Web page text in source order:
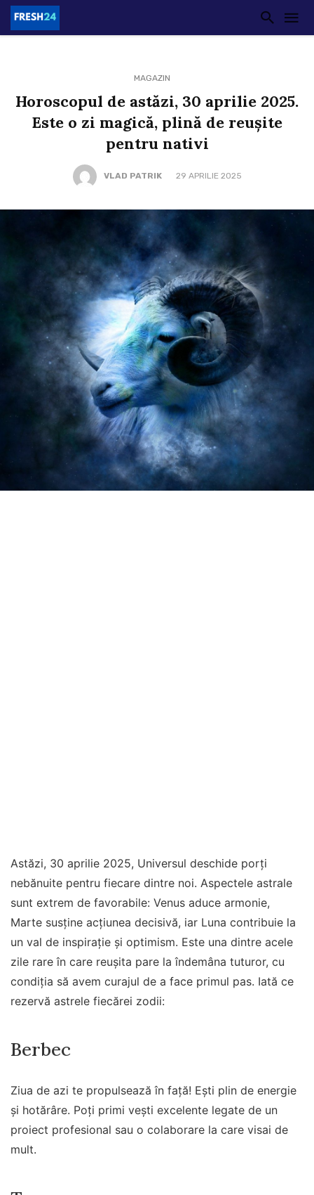
MAGAZIN
Horoscopul de astăzi, 30 aprilie 2025.
Este o zi magică, plină de reușite
pentru nativi
VLAD PATRIK 29 APRILIE 2025
Astăzi, 30 aprilie 2025, Universul deschide porți
nebănuite pentru fiecare dintre noi. Aspectele astrale
sunt extrem de favorabile: Venus aduce armonie,
Marte susține acțiunea decisivă, iar Luna contribuie la
un val de inspirație și optimism. Este una dintre acele
zile rare în care reușita pare la îndemâna tuturor, cu
condiția să avem curajul de a face primul pas. Iată ce
rezervă astrele fiecărei zodii:
Berbec
Ziua de azi te propulsează în față! Ești plin de energie
și hotărâre. Poți primi vești excelente legate de un
proiect profesional sau o colaborare la care visai de
mult.